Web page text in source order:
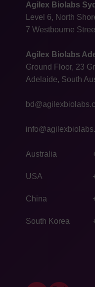
Agilex Biolabs
Level 6, North
7 Westbourne
Agilex Biolabs
Ground Floor, 23
Adelaide, South
Australia
USA
China
South Korea